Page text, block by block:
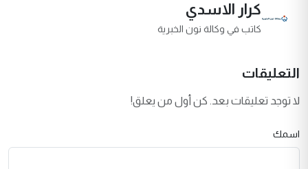
كرار الاسدي
كاتب في وكالة نون الخبرية
التعليقات
لا توجد تعليقات بعد. كن أول من يعلق!
اسمك